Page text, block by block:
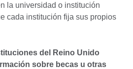
la universidad o institución
cada institución fija sus propios
del Reino Unido
sobre becas u otras